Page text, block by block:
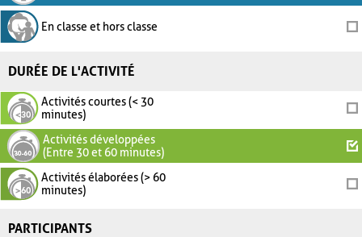
En classe et hors classe
DURÉE DE L'ACTIVITÉ
Activités courtes (< 30
minutes)
Activités développées
(Entre 30 et 60 minutes)
Activités élaborées (> 60
minutes)
PARTICIPANTS